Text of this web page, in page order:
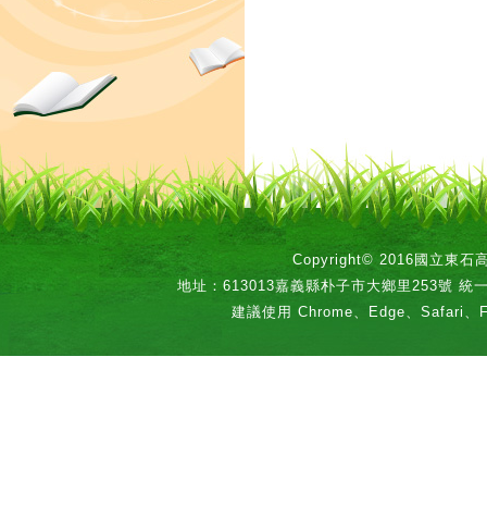
Copyright© 2016國立東石
地址：613013嘉義縣朴子市大鄉里253號 統
建議使用 Chrome、Edge、Safari